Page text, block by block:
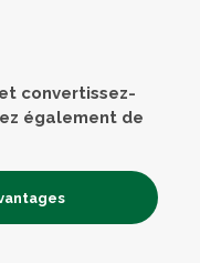
convertissez-
également de